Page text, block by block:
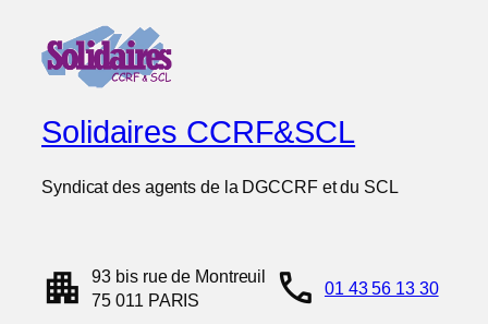
Solidaires CCRF&SCL
Syndicat des agents de la DGCCRF et du SCL
apartment
93 bis rue de Montreuil
75 011 PARIS
call 01 43 56 13 30